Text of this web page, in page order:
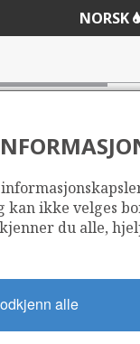
NORSK
kan ikke velges
du alle,
alle